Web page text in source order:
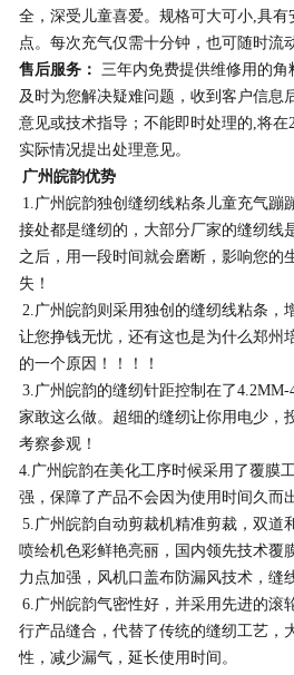
全，深受儿童喜爱。规格可大可小,具
点。每次充气仅需十分钟，也可随时流
售后服务： 三年内免费提供维修用的
及时为您解决疑难问题，收到客户信息
意见或技术指导；不能即时处理的,将
实际情况提出处理意见。
广州皖韵优势
1.广州皖韵独创缝纫线粘条儿童充气蹦
接处都是缝纫的，大部分厂家的缝纫线
之后，用一段时间就会磨断，影响您的
失！
2.广州皖韵则采用独创的缝纫线粘条，
让您挣钱无忧，还有这也是为什么郑州
的一个原因！！！！
3.广州皖韵的缝纫针距控制在了
家敢这么做。超细的缝纫让你用电少，
考察参观！
4.广州皖韵在美化工序时候采用了覆膜
强，保障了产品不会因为使用时间久而
5.广州皖韵自动剪裁机精准剪裁，双道
喷绘机色彩鲜艳亮丽，国内领先技术覆
力点加强，风机口盖布防漏风技术，缝
6.广州皖韵气密性好，并采用先进的滚
行产品缝合，代替了传统的缝纫工艺，
性，减少漏气，延长使用时间。